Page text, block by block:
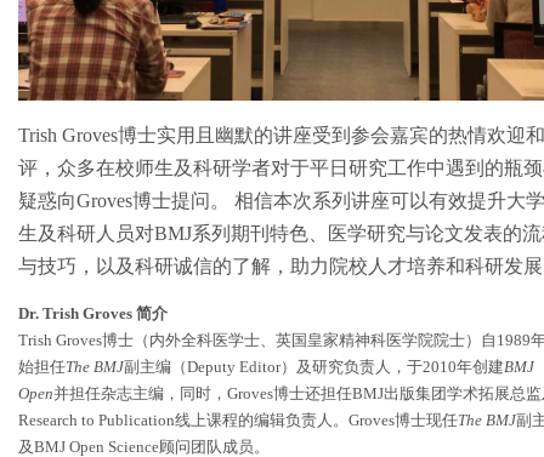
Trish Groves博士实用且幽默的讲座受到参会嘉宾的热情欢迎
评，众多在校师生及科研学者对于平日研究工作中遇到的瓶
疑惑向Groves博士提问。 相信本次系列讲座可以有效提升大
生及科研人员对BMJ系列期刊特色、医学研究与论文发表的
与技巧，以及科研诚信的了解，助力院校人才培养和科研发
Dr. Trish Groves 简介
Trish Groves博士（内外全科医学士、英国皇家精神科医学院院士）自1989
始担任The BMJ副主编（Deputy Editor）及研究负责人，于2010年创建BMJ
Open并担任杂志主编，同时，Groves博士还担任BMJ出版集团学术拓展总
Research to Publication线上课程的编辑负责人。Groves博士现任The BMJ副
及BMJ Open Science顾问团队成员。